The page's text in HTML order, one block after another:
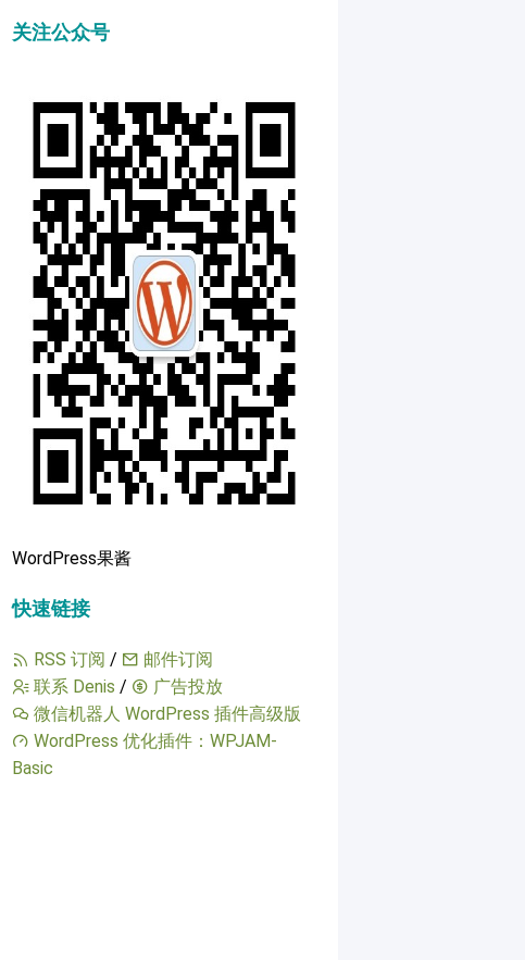
关注公众号
WordPress果酱
快速链接
RSS 订阅 /
邮件订阅
联系 Denis /
广告投放
微信机器人 WordPress 插件高级版
WordPress 优化插件：WPJAM-
Basic